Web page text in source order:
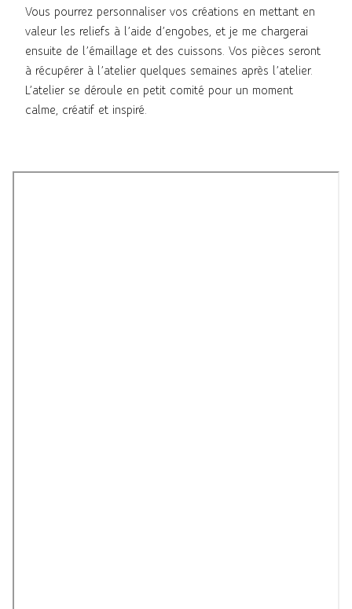
Vous pourrez personnaliser vos créations en mettant en
valeur les reliefs à l’aide d’engobes, et je me chargerai
ensuite de l’émaillage et des cuissons. Vos pièces seront
à récupérer à l’atelier quelques semaines après l’atelier.
L’atelier se déroule en petit comité pour un moment
calme, créatif et inspiré.